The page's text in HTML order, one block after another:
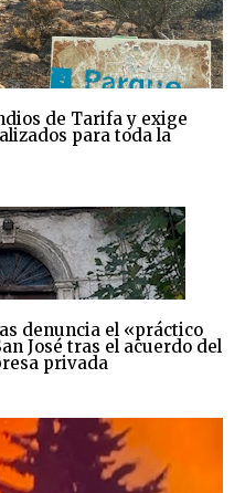
de Tarifa y exige
para toda la
denuncia el «práctico
José tras el acuerdo del
privada